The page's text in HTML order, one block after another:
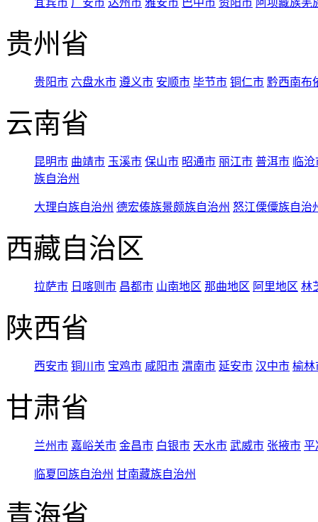
宜宾市 广安市 达州市 雅安市 巴中市 资阳市 阿坝藏族羌
贵州省
贵阳市 六盘水市 遵义市 安顺市 毕节市 铜仁市 黔西南布
云南省
昆明市 曲靖市 玉溪市 保山市 昭通市 丽江市 普洱市 临
族自治州
大理白族自治州 德宏傣族景颇族自治州 怒江傈僳族自治
西藏自治区
拉萨市 日喀则市 昌都市 山南地区 那曲地区 阿里地区 林
陕西省
西安市 铜川市 宝鸡市 咸阳市 渭南市 延安市 汉中市 榆林
甘肃省
兰州市 嘉峪关市 金昌市 白银市 天水市 武威市 张掖市 平
临夏回族自治州 甘南藏族自治州
青海省